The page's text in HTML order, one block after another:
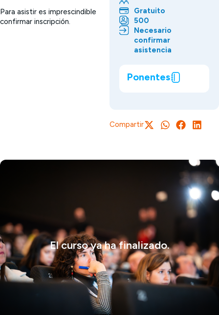
Para asistir es imprescindible
confirmar inscripción.
Gratuito
500
Necesario
confirmar
asistencia
Ponentes
Compartir
El curso ya ha finalizado.